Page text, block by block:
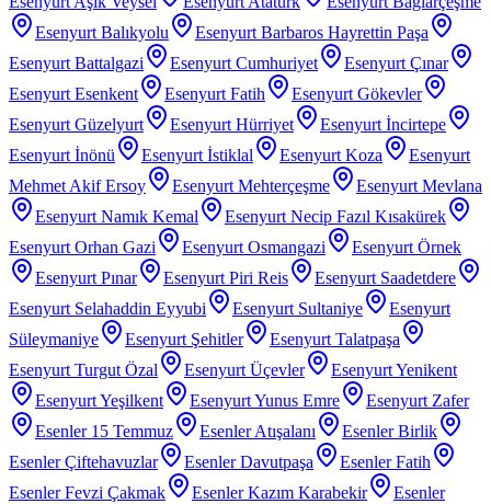
Esenyurt Balıkyolu
Esenyurt Barbaros Hayrettin Paşa
Esenyurt Battalgazi
Esenyurt Cumhuriyet
Esenyurt Çınar
Esenyurt Esenkent
Esenyurt Fatih
Esenyurt Gökevler
Esenyurt Güzelyurt
Esenyurt Hürriyet
Esenyurt İncirtepe
Esenyurt İnönü
Esenyurt İstiklal Esenyurt Koza
Esenyurt
Mehmet Akif Ersoy
Esenyurt Mehterçeşme
Esenyurt Mevlana
Esenyurt Namık Kemal
Esenyurt Necip Fazıl Kısakürek
Esenyurt Orhan Gazi
Esenyurt Osmangazi
Esenyurt Örnek
Esenyurt Pınar
Esenyurt Piri Reis
Esenyurt Saadetdere
Esenyurt Selahaddin Eyyubi
Esenyurt Sultaniye
Esenyurt
Süleymaniye
Esenyurt Şehitler
Esenyurt Talatpaşa
Esenyurt Turgut Özal
Esenyurt Üçevler
Esenyurt Yenikent
Esenyurt Yeşilkent
Esenyurt Yunus Emre
Esenyurt Zafer
Esenler 15 Temmuz
Esenler Atışalanı
Esenler Birlik
Esenler Çiftehavuzlar
Esenler Davutpaşa
Esenler Fatih
Esenler Fevzi Çakmak
Esenler Kazım Karabekir
Esenler